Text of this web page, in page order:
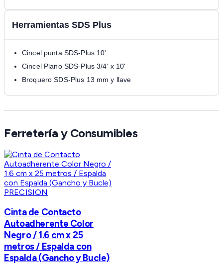
Herramientas SDS Plus
Cincel punta SDS-Plus 10'
Cincel Plano SDS-Plus 3/4' x 10'
Broquero SDS-Plus 13 mm y llave
Ferretería y Consumibles
PRECISION
Cinta de Contacto
Autoadherente Color
Negro / 1.6 cm x 25
metros / Espalda con
Espalda (Gancho y Bucle)